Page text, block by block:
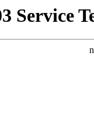
Service